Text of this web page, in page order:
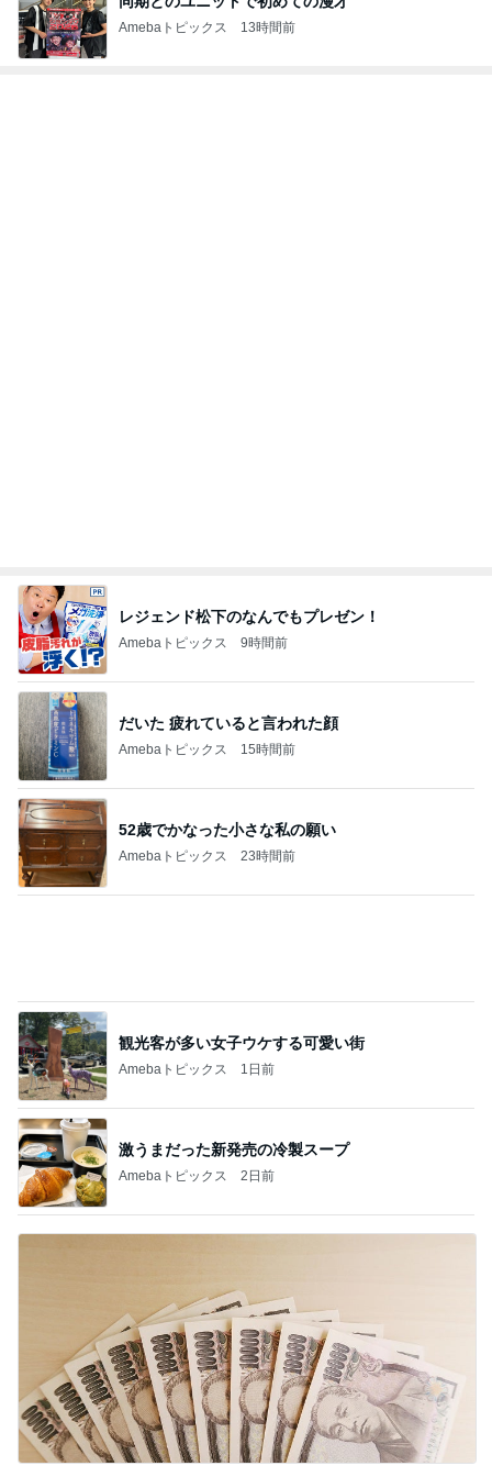
Amebaトピックス 13時間前
レジェンド松下のなんでもプレゼン！
Amebaトピックス 9時間前
だいた 疲れていると言われた顔
Amebaトピックス 15時間前
52歳でかなった小さな私の願い
Amebaトピックス 23時間前
観光客が多い女子ウケする可愛い街
Amebaトピックス 1日前
激うまだった新発売の冷製スープ
Amebaトピックス 2日前